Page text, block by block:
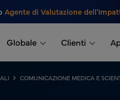
Agente di Valutazione
Globale Clienti
COMUNICAZIONE MEDICA E